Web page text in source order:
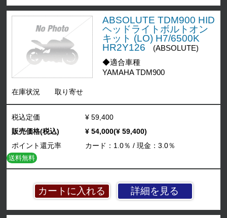
ABSOLUTE TDM900 HID
ヘッドライトボルトオン
キット (LO) H7/6500K
HR2Y126
(ABSOLUTE)
◆適合車種
YAMAHA TDM900
在庫状況 取り寄せ
詳細を見る
税込定価
¥ 59,400
販売価格(税込)
¥ 54,000(¥ 59,400)
ポイント還元率
カード：1.0％ / 現金：3.0％
送料無料